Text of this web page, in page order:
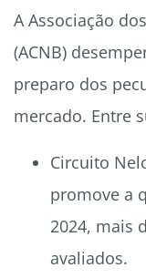
A Associação
(ACNB)
preparo dos
mercado. Entre
Circuito
promove a
2024, mais
avaliados.